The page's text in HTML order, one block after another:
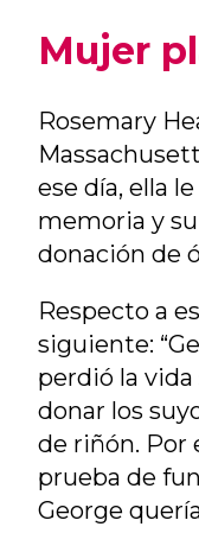
Mujer
Rosemary
ese día, ella
memoria y
donación de
Respecto a
siguiente:
perdió la
donar los
de riñón. Por
prueba de
George